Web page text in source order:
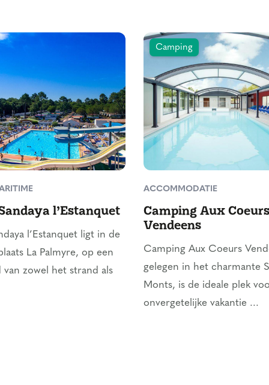
l’Estanquet
l’Estanquet ligt in de
La Palmyre, op een
van zowel het strand als
Camping
ACCOMMODATIE
Camping Aux Coeurs
Vendeens
Camping Aux Coeurs
gelegen in het charmante
Monts, is de ideale plek
onvergetelijke vakantie ...